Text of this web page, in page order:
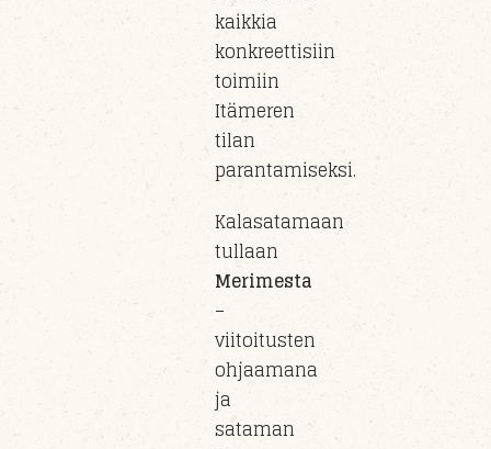
kaikkia
konkreettisiin
toimiin
Itämeren
tilan
parantamiseksi.
Kalasatamaan
tullaan
Merimesta
–
viitoitusten
ohjaamana
ja
sataman